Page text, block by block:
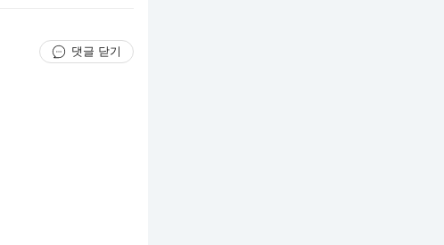
댓글 닫기